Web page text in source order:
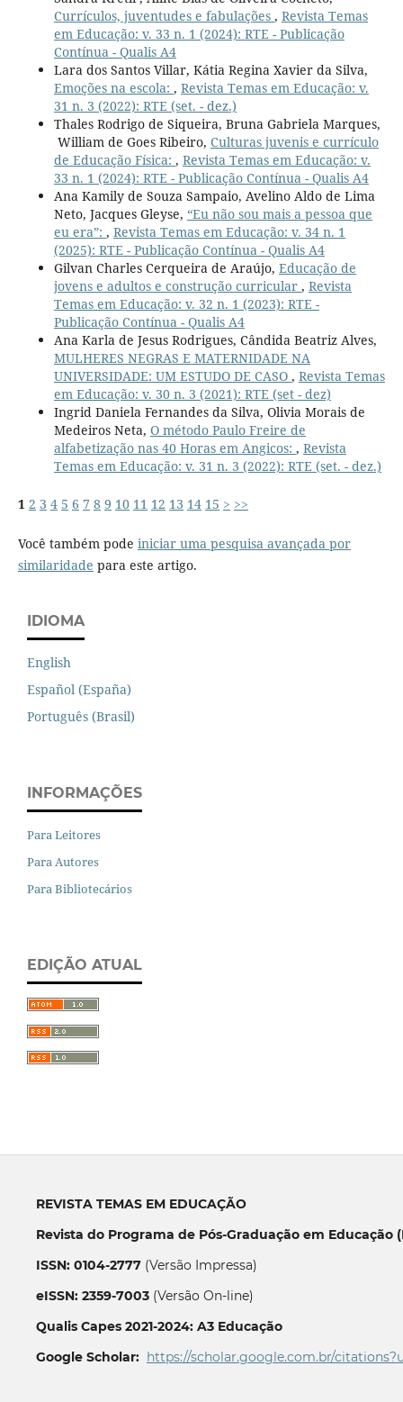
Currículos, juventudes e fabulações , Revista Temas
em Educação: v. 33 n. 1 (2024): RTE - Publicação
Contínua - Qualis A4
Lara dos Santos Villar, Kátia Regina Xavier da Silva,
Emoções na escola: , Revista Temas em Educação: v.
31 n. 3 (2022): RTE (set. - dez.)
Thales Rodrigo de Siqueira, Bruna Gabriela Marques,
William de Goes Ribeiro, Culturas juvenis e currículo
de Educação Física: , Revista Temas em Educação: v.
33 n. 1 (2024): RTE - Publicação Contínua - Qualis A4
Ana Kamily de Souza Sampaio, Avelino Aldo de Lima
Neto, Jacques Gleyse, “Eu não sou mais a pessoa que
eu era”: , Revista Temas em Educação: v. 34 n. 1
(2025): RTE - Publicação Contínua - Qualis A4
Gilvan Charles Cerqueira de Araújo, Educação de
jovens e adultos e construção curricular , Revista
Temas em Educação: v. 32 n. 1 (2023): RTE -
Publicação Contínua - Qualis A4
Ana Karla de Jesus Rodrigues, Cândida Beatriz Alves,
MULHERES NEGRAS E MATERNIDADE NA
UNIVERSIDADE: UM ESTUDO DE CASO , Revista Temas
em Educação: v. 30 n. 3 (2021): RTE (set - dez)
Ingrid Daniela Fernandes da Silva, Olivia Morais de
Medeiros Neta, O método Paulo Freire de
alfabetização nas 40 Horas em Angicos: , Revista
Temas em Educação: v. 31 n. 3 (2022): RTE (set. - dez.)
1 2 3 4 5 6 7 8 9 10 11 12 13 14 15 > >>
Você também pode iniciar uma pesquisa avançada por
similaridade para este artigo.
IDIOMA
English
Español (España)
Português (Brasil)
INFORMAÇÕES
Para Leitores
Para Autores
Para Bibliotecários
EDIÇÃO ATUAL
REVISTA TEMAS EM EDUCAÇÃO
Revista do Programa de Pós-Graduação em Educação
ISSN: 0104-2777(Versão Impressa)
eISSN: 2359-7003(Versão On-line)
Qualis Capes 2021-2024: A3 Educação
Google Scholar: https://scholar.google.com.br/